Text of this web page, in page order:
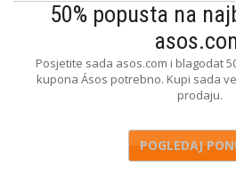
50% popusta na
Posjetite sada asos.com i blagodat
kupona Ásos potrebno. Kupi sada
prodaju.
POGLEDAJ